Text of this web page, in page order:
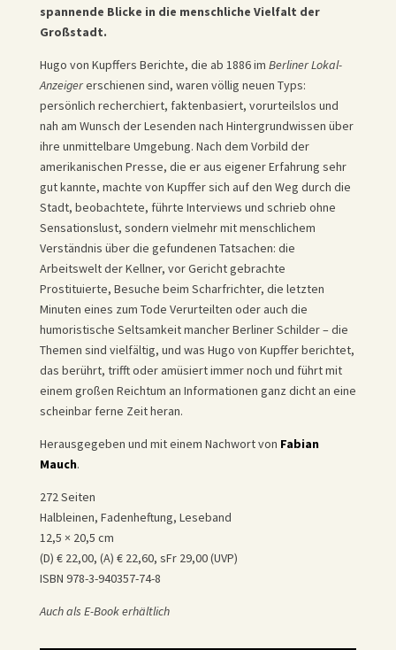
spannende Blicke in die menschliche Vielfalt der
Großstadt.
Hugo von Kupffers Berichte, die ab 1886 im Berliner Lokal-
Anzeigererschienen sind, waren völlig neuen Typs:
persönlich recherchiert, faktenbasiert, vorurteilslos und
nah am Wunsch der Lesenden nach Hintergrundwissen über
ihre unmittelbare Umgebung. Nach dem Vorbild der
amerikanischen Presse, die er aus eigener Erfahrung sehr
gut kannte, machte von Kupffer sich auf den Weg durch die
Stadt, beobachtete, führte Interviews und schrieb ohne
Sensationslust, sondern vielmehr mit menschlichem
Verständnis über die gefundenen Tatsachen: die
Arbeitswelt der Kellner, vor Gericht gebrachte
Prostituierte, Besuche beim Scharfrichter, die letzten
Minuten eines zum Tode Verurteilten oder auch die
humoristische Seltsamkeit mancher Berliner Schilder – die
Themen sind vielfältig, und was Hugo von Kupffer berichtet,
das berührt, trifft oder amüsiert immer noch und führt mit
einem großen Reichtum an Informationen ganz dicht an eine
scheinbar ferne Zeit heran.
Herausgegeben und mit einem Nachwort von Fabian
Mauch.
272 Seiten
Halbleinen, Fadenheftung, Leseband
12,5 × 20,5 cm
(D) € 22,00, (A) € 22,60, sFr 29,00 (UVP)
ISBN 978-3-940357-74-8
Auch als E-Book erhältlich